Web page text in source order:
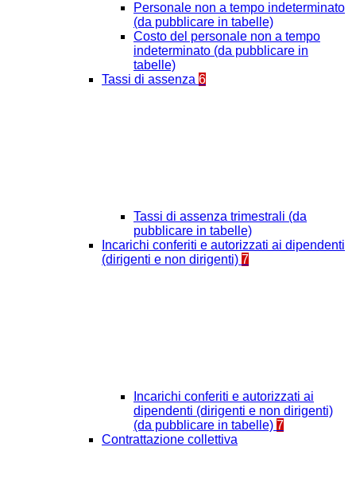
Personale non a tempo indeterminato
(da pubblicare in tabelle)
Costo del personale non a tempo
indeterminato (da pubblicare in
tabelle)
Tassi di assenza 6
Tassi di assenza trimestrali (da
pubblicare in tabelle)
Incarichi conferiti e autorizzati ai dipendenti
(dirigenti e non dirigenti) 7
Incarichi conferiti e autorizzati ai
dipendenti (dirigenti e non dirigenti)
(da pubblicare in tabelle) 7
Contrattazione collettiva